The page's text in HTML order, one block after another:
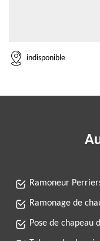
indisponible
Ramoneur
Ramonage de
Pose de chapeau